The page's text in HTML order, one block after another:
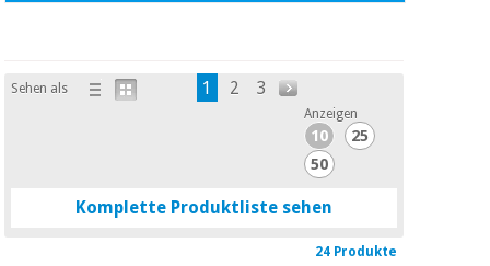
Sehen als 1 2 3
Anzeigen
10
25
50
Komplette Produktliste sehen
24 Produkte